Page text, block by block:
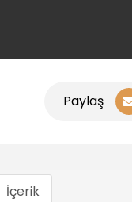
Paylaş
İçerik